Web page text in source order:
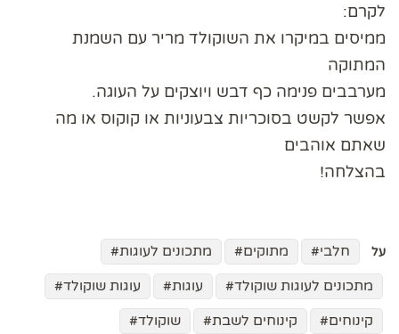
לקרם:
ממיסים במיקרו את השוקולד מריר עם השמנת
המתוקה
מערבבים פנימה כף דבש ויוצקים על העוגה.
אפשר לקשט בסוכריות צבעוניות או קוקוס או מה
שאתם אוהבים
בהצלחה!
על חלבי מתוקים
מתכונים לעוגות
מתכונים לעוגות שוקולד
עוגות
עוגות שוקולד
קינוחים
קינוחים לשבת שוקולד